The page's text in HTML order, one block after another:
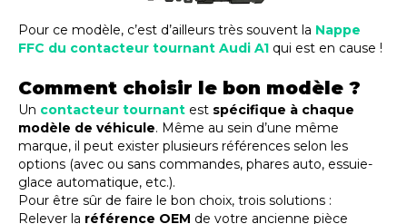
Pour ce modèle, c’est d’ailleurs très souvent la Nappe
FFC du contacteur tournant Audi A1 qui est en cause !
Comment choisir le bon modèle ?
Un contacteur tournant est spécifique à chaque
modèle de véhicule. Même au sein d’une même
marque, il peut exister plusieurs références selon les
options (avec ou sans commandes, phares auto, essuie-
glace automatique, etc.).
Pour être sûr de faire le bon choix, trois solutions :
Relever la référence OEM de votre ancienne pièce